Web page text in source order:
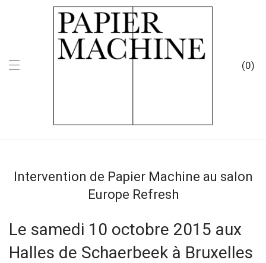
0
Intervention de Papier Machine au salon
Europe Refresh
Le samedi 10 octobre 2015 aux
Halles de Schaerbeek à Bruxelles